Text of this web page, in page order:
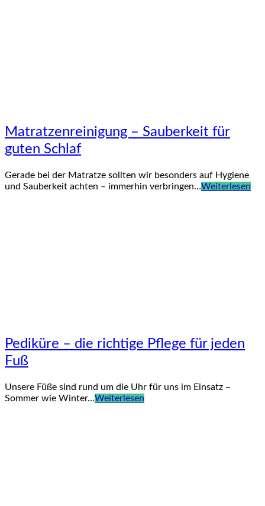
Matratzenreinigung – Sauberkeit für
guten Schlaf
Gerade bei der Matratze sollten wir besonders auf Hygiene
und Sauberkeit achten – immerhin verbringen…Weiterlesen
Pediküre – die richtige Pflege für jeden
Fuß
Unsere Füße sind rund um die Uhr für uns im Einsatz –
Sommer wie Winter…Weiterlesen